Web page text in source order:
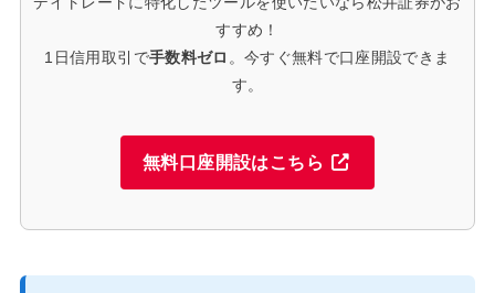
すすめ！
1日信用取引で手数料ゼロ 。今すぐ無料で口座開設できま
す。
無料口座開設はこちら